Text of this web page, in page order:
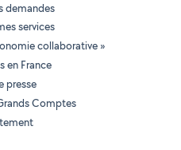
demandes
services
collaborative »
en France
presse
Comptes